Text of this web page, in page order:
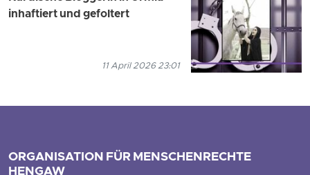
inhaftiert und gefoltert
11 April 2026 23:01
ORGANISATION FÜR MENSCHENRECHTE